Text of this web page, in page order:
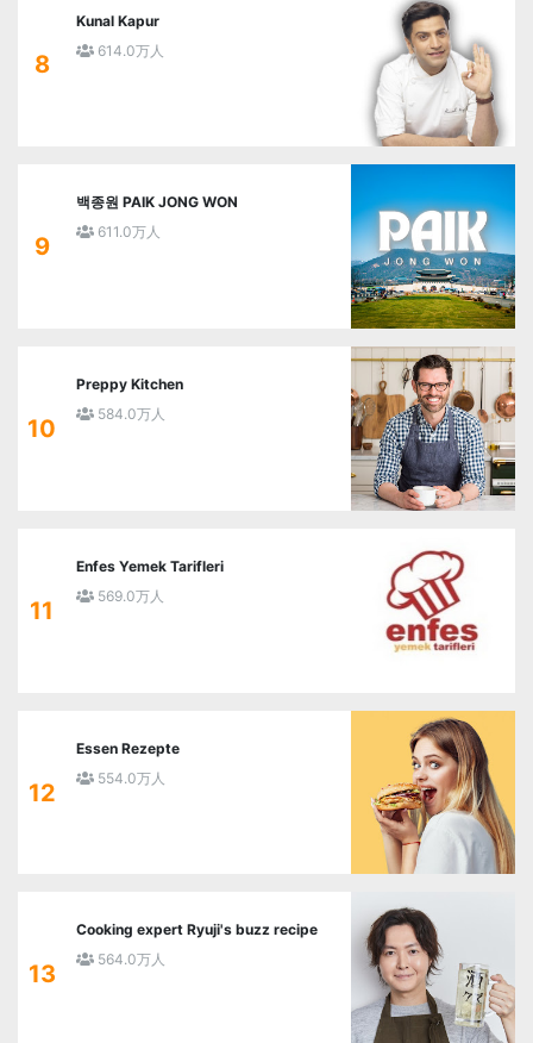
8
Kunal Kapur
614.0万人
9
백종원 PAIK JONG WON
611.0万人
10
Preppy Kitchen
584.0万人
11
Enfes Yemek Tarifleri
569.0万人
12
Essen Rezepte
554.0万人
13
Cooking expert Ryuji's buzz recipe
564.0万人